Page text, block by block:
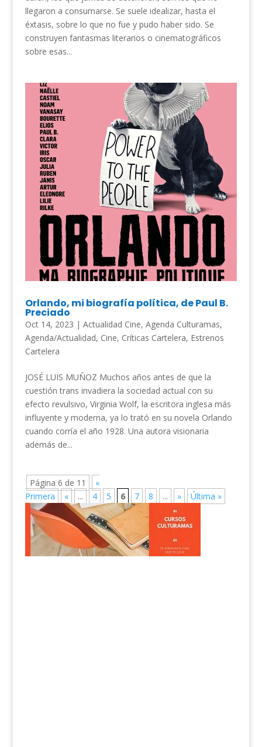
llegaron a consumarse. Se suele idealizar, hasta el
éxtasis, sobre lo que no fue y pudo haber sido. Se
construyen fantasmas literarios o cinematográficos
sobre esas...
Orlando, mi biografía política, de Paul B.
Preciado
Oct 14, 2023 | Actualidad Cine, Agenda Culturamas,
Agenda/Actualidad, Cine, Críticas Cartelera, Estrenos
Cartelera
JOSÉ LUIS MUÑOZ Muchos años antes de que la
cuestión trans invadiera la sociedad actual con su
efecto revulsivo, Virginia Wolf, la escritora inglesa más
influyente y moderna, ya lo trató en su novela Orlando
cuando corría el año 1928. Una autora visionaria
además de...
Página 6 de 11
«
Primera
« ... 4 5 6 7 8 ... » Última »